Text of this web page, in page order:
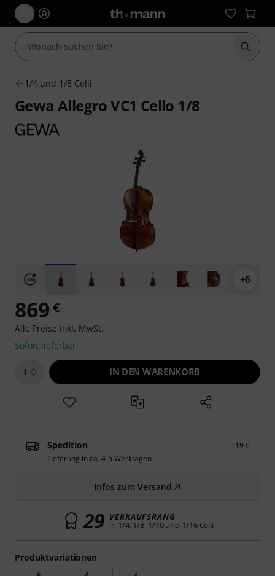
Suche
1/4 und 1/8 Celli
Gewa Allegro VC1 Cello 1/8
+6
Produktvariationen
869 €
Alle Preise inkl. MwSt.
Sofort lieferbar
1 IN DEN WARENKORB
Spedition
19 €
Lieferung in ca. 4-5 Werktagen
Infos zum Versand
29 VERKAUFSRANG
in 1/4, 1/8 ,1/10 und 1/16 Celli